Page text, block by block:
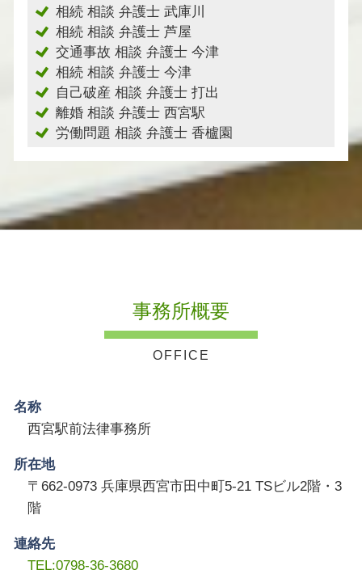
相続 相談 弁護士 武庫川
相続 相談 弁護士 芦屋
交通事故 相談 弁護士 今津
相続 相談 弁護士 今津
自己破産 相談 弁護士 打出
離婚 相談 弁護士 西宮駅
労働問題 相談 弁護士 香櫨園
事務所概要
名称
西宮駅前法律事務所
所在地
〒662-0973 兵庫県西宮市田中町5-21 TSビル2階・3
階
連絡先
TEL:0798-36-3680